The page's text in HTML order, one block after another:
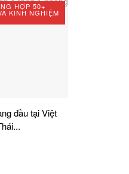
HỢP 50+
KINH NGHIỆM
đầu tại Việt